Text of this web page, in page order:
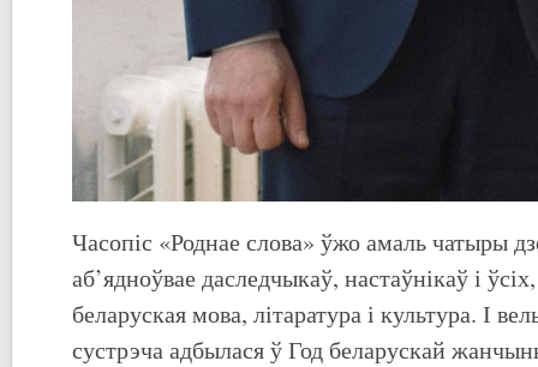
Часопіс «Роднае слова» ўжо амаль чатыры
аб’ядноўвае даследчыкаў, настаўнікаў і
беларуская мова, літаратура і культура. І
сустрэча адбылася ў Год беларускай